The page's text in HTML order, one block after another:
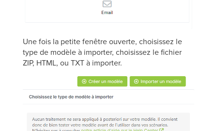
Une fois la petite fenêtre ouverte, choisissez le
type de modèle à importer, choisissez le fichier
ZIP, HTML, ou TXT à importer.